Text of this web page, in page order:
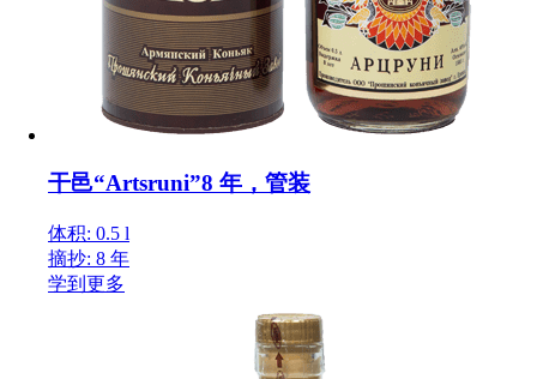
干邑“Artsruni”8 年，管装
体积: 0.5 l
摘抄: 8 年
学到更多